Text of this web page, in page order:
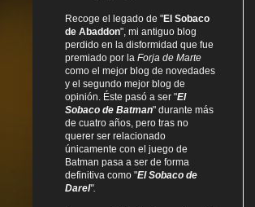
Recoge el legado de "El Sobaco
de Abaddon", mi antiguo blog
perdido en la disformidad que fue
premiado por la Forja de Marte
como el mejor blog de novedades
y el segundo mejor blog de
opinión. Éste pasó a ser "El
Sobaco de Batman" durante más
de cuatro años, pero tras no
querer ser relacionado
únicamente con el juego de
Batman pasa a ser de forma
definitiva como "El Sobaco de
Darel".